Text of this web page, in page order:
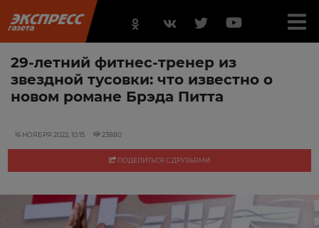
29-летний фитнес-тренер из
звездной тусовки: что известно о
новом романе Брэда Питта
16 НОЯБРЯ 2022, 10:15 23880
ПОДЕЛИТЬСЯ С ДРУЗЬЯМИ